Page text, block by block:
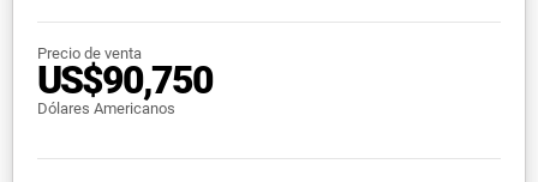
Precio de venta
US$90,750
Dólares Americanos